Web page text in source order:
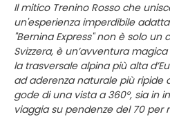
Il mitico Trenino Rosso che
un'esperienza imperdibile
"Bernina Express" non è solo
Svizzera, è un’avventura
la trasversale alpina più alta
ad aderenza naturale più ripide
gode di una vista a 360°, sia in
viaggia su pendenze del 70 per